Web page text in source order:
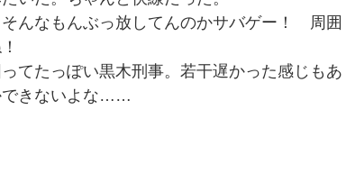
んなもんぶっ放してんのかサバゲー！ 周囲
てたっぽい黒木刑事。若干遅かった感じもあ
できないよな……